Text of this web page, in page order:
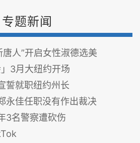
专题新闻
唐人”开启女性淑德选美
3月大纽约开场
誓就职纽约州长
永佳任职没有作出裁决
3名警察遭砍伤